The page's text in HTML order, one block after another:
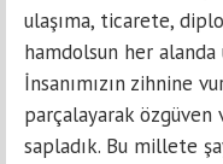
ulaşıma, ticarete,
hamdolsun her
İnsanımızın zihnine
parçalayarak özgüven
sapladık. Bu millete